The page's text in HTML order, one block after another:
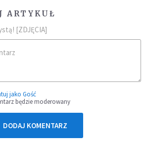
ARTYKUŁ
[ZDJĘCIA]
jako Gość
będzie moderowany
DODAJ KOMENTARZ